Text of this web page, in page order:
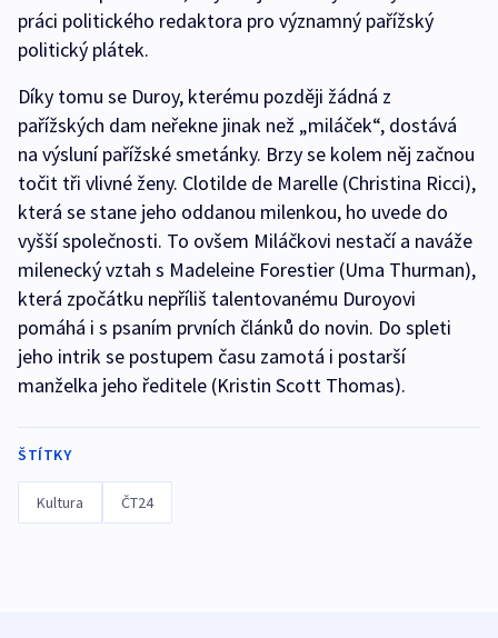
práci politického redaktora pro významný pařížský
politický plátek.
Díky tomu se Duroy, kterému později žádná z
pařížských dam neřekne jinak než „miláček“, dostává
na výsluní pařížské smetánky. Brzy se kolem něj začnou
točit tři vlivné ženy. Clotilde de Marelle (Christina Ricci),
která se stane jeho oddanou milenkou, ho uvede do
vyšší společnosti. To ovšem Miláčkovi nestačí a naváže
milenecký vztah s Madeleine Forestier (Uma Thurman),
která zpočátku nepříliš talentovanému Duroyovi
pomáhá i s psaním prvních článků do novin. Do spleti
jeho intrik se postupem času zamotá i postarší
manželka jeho ředitele (Kristin Scott Thomas).
ŠTÍTKY
Kultura ČT24